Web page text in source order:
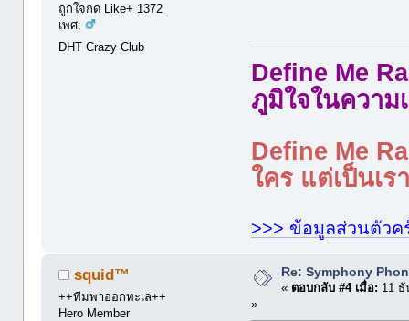
ถูกใจกด Like+ 1372
เพศ:
DHT Crazy Club
Define Me
ภูมิใจในความ
Define Me
ใคร แต่เป็นเ
>>> ข้อมูลส่วนตัวค
squid™
++ทีมพาออกทะเล++
Hero Member
Re: Symphony
« ตอบกลับ #4 เมื่อ: 11 ธั
»